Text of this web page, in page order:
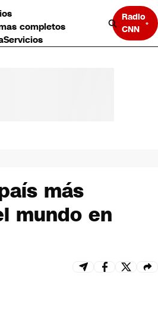
completos
Servicios
Radio
CNN
más
mundo en